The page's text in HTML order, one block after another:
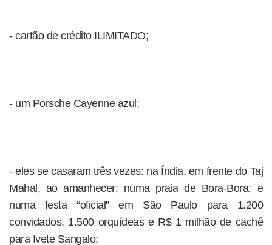
- cartão de crédito ILIMITADO;
- um Porsche Cayenne azul;
- eles se casaram três vezes: na Índia, em frente do Taj
Mahal, ao amanhecer; numa praia de Bora-Bora; e
numa festa “oficial” em São Paulo para 1.200
convidados, 1.500 orquídeas e R$ 1 milhão de cachê
para Ivete Sangalo;